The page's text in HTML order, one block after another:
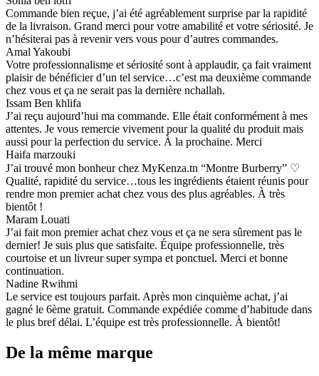
Commande bien reçue, j’ai été agréablement surprise par la rapidité
de la livraison. Grand merci pour votre amabilité et votre sériosité. Je
n’hésiterai pas à revenir vers vous pour d’autres commandes.
Amal Yakoubi
Votre professionnalisme et sériosité sont à applaudir, ça fait vraiment
plaisir de bénéficier d’un tel service…c’est ma deuxième commande
chez vous et ça ne serait pas la dernière nchallah.
Issam Ben khlifa
J’ai reçu aujourd’hui ma commande. Elle était conformément à mes
attentes. Je vous remercie vivement pour la qualité du produit mais
aussi pour la perfection du service. À la prochaine. Merci
Haifa marzouki
J’ai trouvé mon bonheur chez MyKenza.tn “Montre Burberry” ♡
Qualité, rapidité du service…tous les ingrédients étaient réunis pour
rendre mon premier achat chez vous des plus agréables. À très
bientôt !
Maram Louati
J’ai fait mon premier achat chez vous et ça ne sera sûrement pas le
dernier! Je suis plus que satisfaite. Équipe professionnelle, très
courtoise et un livreur super sympa et ponctuel. Merci et bonne
continuation.
Nadine Rwihmi
Le service est toujours parfait. Après mon cinquième achat, j’ai
gagné le 6ème gratuit. Commande expédiée comme d’habitude dans
le plus bref délai. L’équipe est très professionnelle. À bientôt!
De la même marque